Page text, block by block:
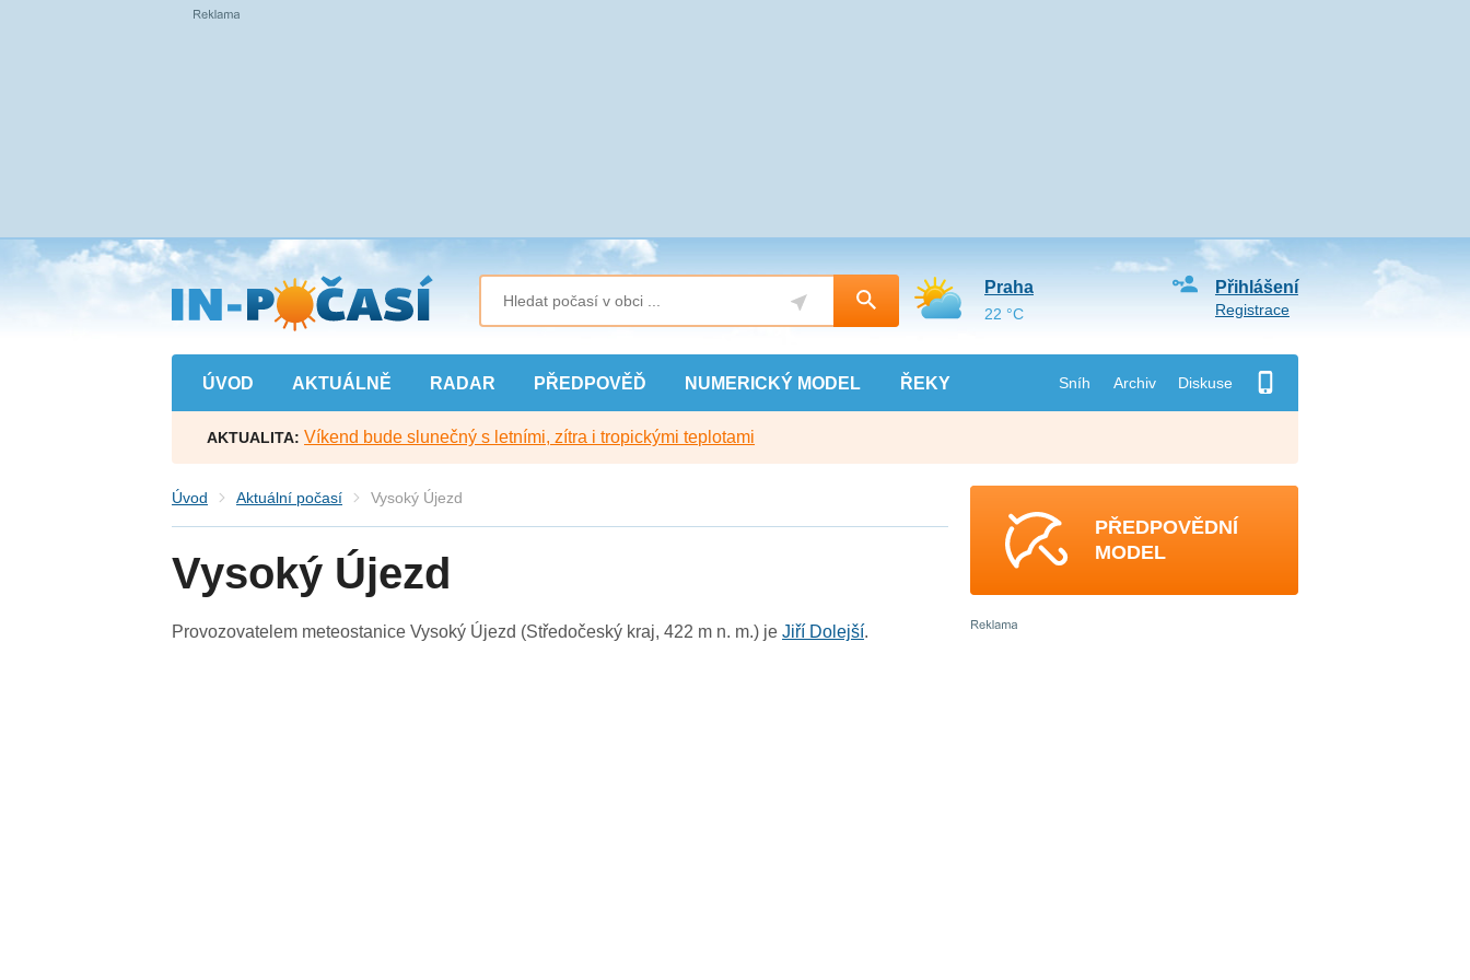
Přejít
na
hlavní
obsah
ÚVOD AKTUÁLNĚ RADAR PŘEDPOVĚĎ NUMERICKÝ MODEL ŘEKY Sníh Archiv Diskuse
Přihlášení
Registrace
Praha
22 °C
AKTUALITA: Víkend bude slunečný s letními, zítra i tropickými teplotami
Úvod Aktuální počasí Vysoký Újezd
Vysoký Újezd
Provozovatelem meteostanice Vysoký Újezd (Středočeský kraj, 422 m n. m.) jeJiří Dolejší.
PŘEDPOVĚDNÍ
MODEL